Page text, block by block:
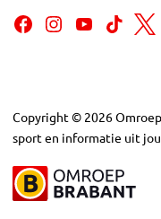
Copyright © 2026
sport en informatie uit